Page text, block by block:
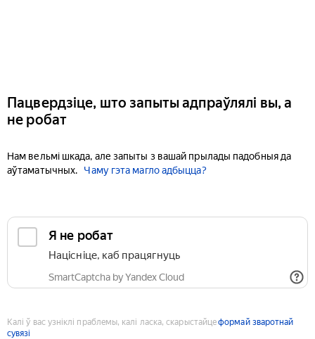
Пацвердзіце, што запыты адпраўлялі вы, а
не робат
Нам вельмі шкада, але запыты з вашай прылады падобныя да
аўтаматычных.
Чаму гэта магло адбыцца?
Я не робат
Націсніце, каб працягнуць
SmartCaptcha by Yandex Cloud
Калі ў вас узніклі праблемы, калі ласка, скарыстайцеформай зваротнай
сувязі